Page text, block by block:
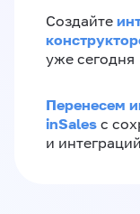
Создайте
уже сегодня
Перенесем
inSales с
и интеграций